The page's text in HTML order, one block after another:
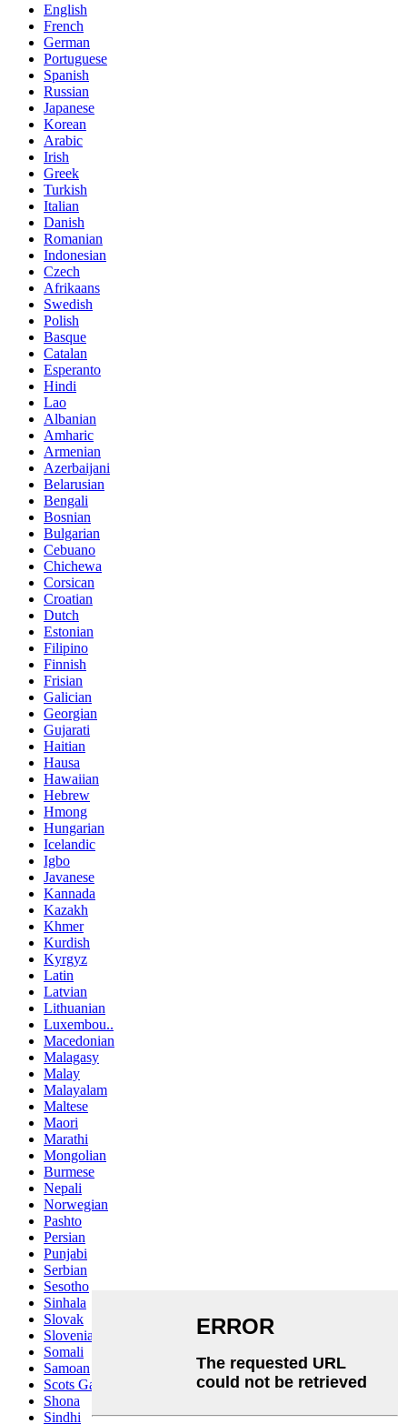
English
French
German
Portuguese
Spanish
Russian
Japanese
Korean
Arabic
Irish
Greek
Turkish
Italian
Danish
Romanian
Indonesian
Czech
Afrikaans
Swedish
Polish
Basque
Catalan
Esperanto
Hindi
Lao
Albanian
Amharic
Armenian
Azerbaijani
Belarusian
Bengali
Bosnian
Bulgarian
Cebuano
Chichewa
Corsican
Croatian
Dutch
Estonian
Filipino
Finnish
Frisian
Galician
Georgian
Gujarati
Haitian
Hausa
Hawaiian
Hebrew
Hmong
Hungarian
Icelandic
Igbo
Javanese
Kannada
Kazakh
Khmer
Kurdish
Kyrgyz
Latin
Latvian
Lithuanian
Luxembou..
Macedonian
Malagasy
Malay
Malayalam
Maltese
Maori
Marathi
Mongolian
Burmese
Nepali
Norwegian
Pashto
Persian
Punjabi
Serbian
Sesotho
Sinhala
Slovak
Slovenian
Somali
Samoan
Scots Gaelic
Shona
Sindhi